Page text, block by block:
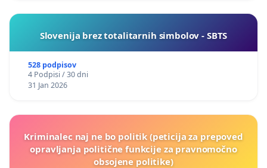
Slovenija brez totalitarnih simbolov - SBTS
528 podpisov
4 Podpisi / 30 dni
31 Jan 2026
Kriminalec naj ne bo politik (peticija za prepoved
opravljanja politične funkcije za pravnomočno
obsojene politike)